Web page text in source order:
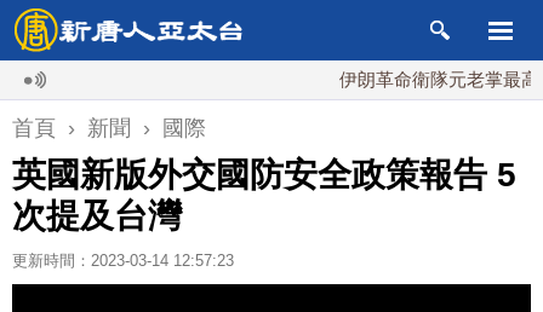
伊朗革命衛隊元老掌最高國安
首頁 › 新聞 › 國際
英國新版外交國防安全政策報告 5
次提及台灣
更新時間：2023-03-14 12:57:23